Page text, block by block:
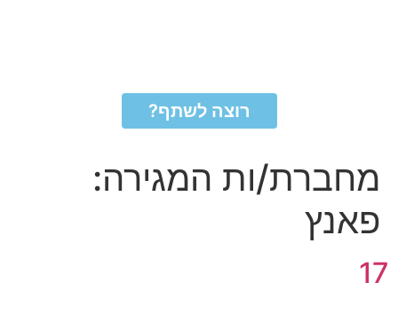
רוצה לשתף?
מחברת/ות המגירה:
פאנץ
17